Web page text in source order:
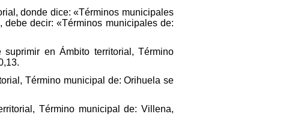
donde dice: «Términos municipales
decir: «Términos municipales de:
en Ámbito territorial, Término
Término municipal de: Orihuela se
Término municipal de: Villena,